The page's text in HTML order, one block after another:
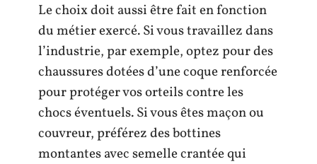
Le choix doit aussi être fait en fonction
du métier exercé. Si vous travaillez dans
l’industrie, par exemple, optez pour des
chaussures dotées d’une coque renforcée
pour protéger vos orteils contre les
chocs éventuels. Si vous êtes maçon ou
couvreur, préférez des bottines
montantes avec semelle crantée qui